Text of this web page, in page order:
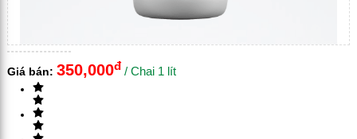
Giá bán: 350,000đ/ Chai 1 lít